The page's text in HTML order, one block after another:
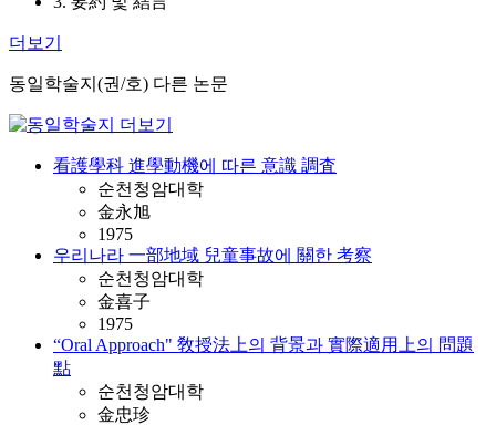
더보기
동일학술지(권/호) 다른 논문
看護學科 進學動機에 따른 意識 調査
순천청암대학
金永旭
1975
우리나라 一部地域 兒童事故에 關한 考察
순천청암대학
金喜子
1975
“Oral Approach" 敎授法上의 背景과 實際適用上의 問題
點
순천청암대학
金忠珍